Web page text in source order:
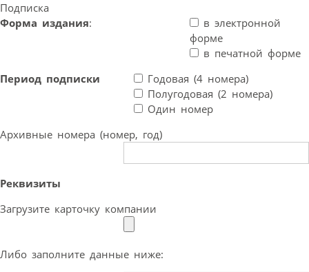
Подписка
Форма издания:
в электронной
форме
в печатной форме
Период подписки
Годовая (4 номера)
Полугодовая (2 номера)
Один номер
Архивные номера (номер, год)
Реквизиты
Загрузите карточку компании
Либо заполните данные ниже: